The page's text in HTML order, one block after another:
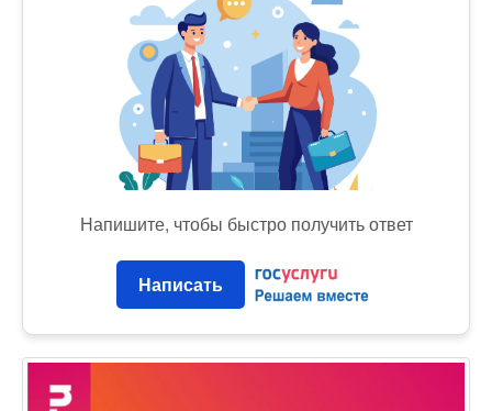
Напишите, чтобы быстро получить ответ
Написать